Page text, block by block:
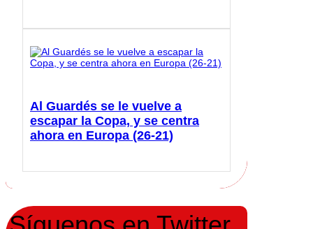
Al Guardés se le vuelve a
escapar la Copa, y se centra
ahora en Europa (26-21)